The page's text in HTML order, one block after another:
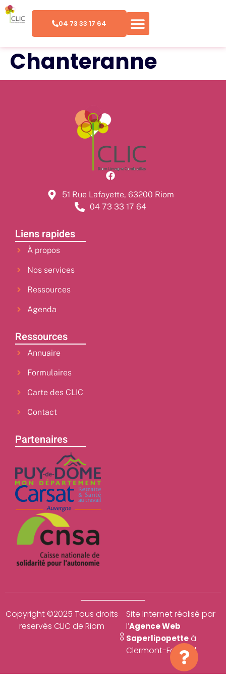
04 73 33 17 64
Chanteranne
51 Rue Lafayette, 63200 Riom
04 73 33 17 64
Liens rapides
À propos
Nos services
Ressources
Agenda
Ressources
Annuaire
Formulaires
Carte des CLIC
Contact
Partenaires
Copyright ©2025 Tous droits
reservés CLIC de Riom
Site Internet réalisé par
l’Agence Web
Saperlipopetteà
Clermont-Ferrand